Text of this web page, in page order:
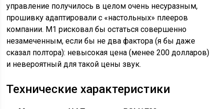
управление получилось в целом очень несуразным,
прошивку адаптировали с «настольных» плееров
компании. M1 рисковал бы остаться совершенно
незамеченным, если бы не два фактора (я бы даже
сказал полтора): невысокая цена (менее 200 долларов)
и невероятный для такой цены звук.
Технические характеристики